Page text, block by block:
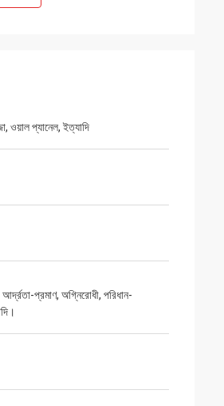
ওয়াল প্যানেল, ইত্যাদি
প্রমাণ, অগ্নিরোধী, পরিধান-